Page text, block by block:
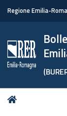
Regione Emilia-
Tu